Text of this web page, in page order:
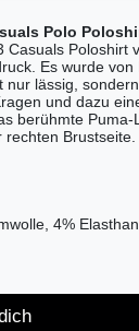
Polo
Casuals Poloshirt
Es wurde von
nur lässig,
und dazu
berühmte Puma-
Brustseite.
4% Elasthan